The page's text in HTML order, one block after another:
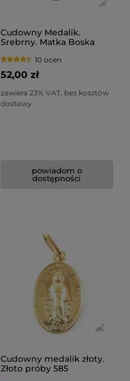
Cudowny Medalik.
Srebrny. Matka Boska
10 ocen
52,00 zł
zawiera 23% VAT, bez kosztów
dostawy
powiadom o
dostępności
Cudowny medalik złoty.
Złoto próby 585